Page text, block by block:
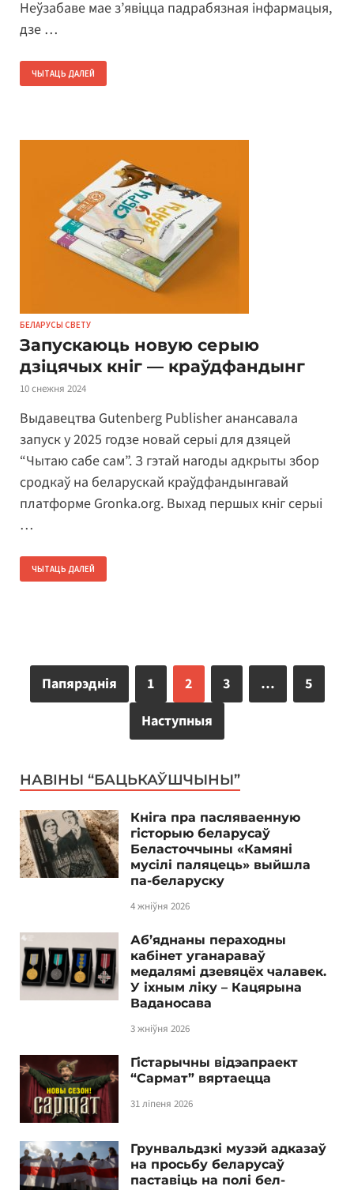
Неўзабаве мае з’явіцца падрабязная інфармацыя,
дзе …
ЧЫТАЦЬ ДАЛЕЙ
БЕЛАРУСЫ СВЕТУ
Запускаюць новую серыю
дзіцячых кніг — краўдфандынг
10 снежня 2024
Выдавецтва Gutenberg Publisher анансавала
запуск у 2025 годзе новай серыі для дзяцей
“Чытаю сабе сам”. З гэтай нагоды адкрыты збор
сродкаў на беларускай краўдфандынгавай
платформе Gronka.org. Выхад першых кніг серыі
…
ЧЫТАЦЬ ДАЛЕЙ
Папярэднія 1 2 3 …
5
Наступныя
НАВІНЫ “БАЦЬКАЎШЧЫНЫ”
Кніга пра пасляваенную
гісторыю беларусаў
Беласточчыны «Камяні
мусілі паляцець» выйшла
па-беларуску
4 жніўня 2026
Аб’яднаны пераходны
кабінет уганараваў
медалямі дзевяцёх чалавек.
У іхным ліку – Кацярына
Ваданосава
3 жніўня 2026
Гістарычны відэапраект
“Сармат” вяртаецца
31 ліпеня 2026
Грунвальдзкі музэй адказаў
на просьбу беларусаў
паставіць на полі бел-